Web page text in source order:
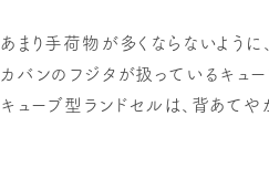
あまり手荷物が多くならないように
カバンのフジタが扱っているキュ
キューブ型ランドセルは、背あてや